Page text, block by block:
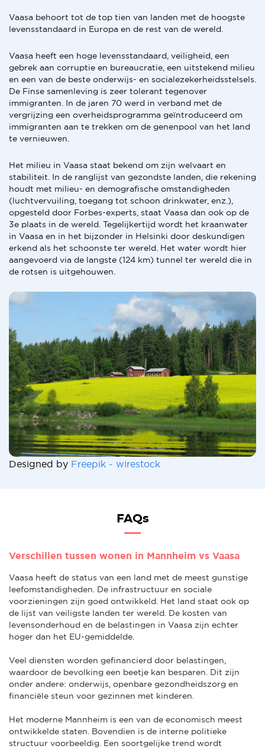
Vaasa behoort tot de top tien van landen met de hoogste
levensstandaard in Europa en de rest van de wereld.
Vaasa heeft een hoge levensstandaard, veiligheid, een
gebrek aan corruptie en bureaucratie, een uitstekend milieu
en een van de beste onderwijs- en socialezekerheidsstelsels.
De Finse samenleving is zeer tolerant tegenover
immigranten. In de jaren 70 werd in verband met de
vergrijzing een overheidsprogramma geïntroduceerd om
immigranten aan te trekken om de genenpool van het land
te vernieuwen.
Het milieu in Vaasa staat bekend om zijn welvaart en
stabiliteit. In de ranglijst van gezondste landen, die rekening
houdt met milieu- en demografische omstandigheden
(luchtvervuiling, toegang tot schoon drinkwater, enz.),
opgesteld door Forbes-experts, staat Vaasa dan ook op de
3e plaats in de wereld. Tegelijkertijd wordt het kraanwater
in Vaasa en in het bijzonder in Helsinki door deskundigen
erkend als het schoonste ter wereld. Het water wordt hier
aangevoerd via de langste (124 km) tunnel ter wereld die in
de rotsen is uitgehouwen.
Designed by Freepik - wirestock
FAQs
Verschillen tussen wonen in Mannheim vs Vaasa
Vaasa heeft de status van een land met de meest gunstige
leefomstandigheden. De infrastructuur en sociale
voorzieningen zijn goed ontwikkeld. Het land staat ook op
de lijst van veiligste landen ter wereld. De kosten van
levensonderhoud en de belastingen in Vaasa zijn echter
hoger dan het EU-gemiddelde.
Veel diensten worden gefinancierd door belastingen,
waardoor de bevolking een beetje kan besparen. Dit zijn
onder andere: onderwijs, openbare gezondheidszorg en
financiële steun voor gezinnen met kinderen.
Het moderne Mannheim is een van de economisch meest
ontwikkelde staten. Bovendien is de interne politieke
structuur voorbeeldig. Een soortgelijke trend wordt